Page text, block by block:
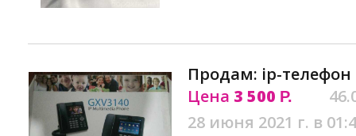
Продам: ip-телефон
Цена 3 500 Р.
28 июня 2021 г. в